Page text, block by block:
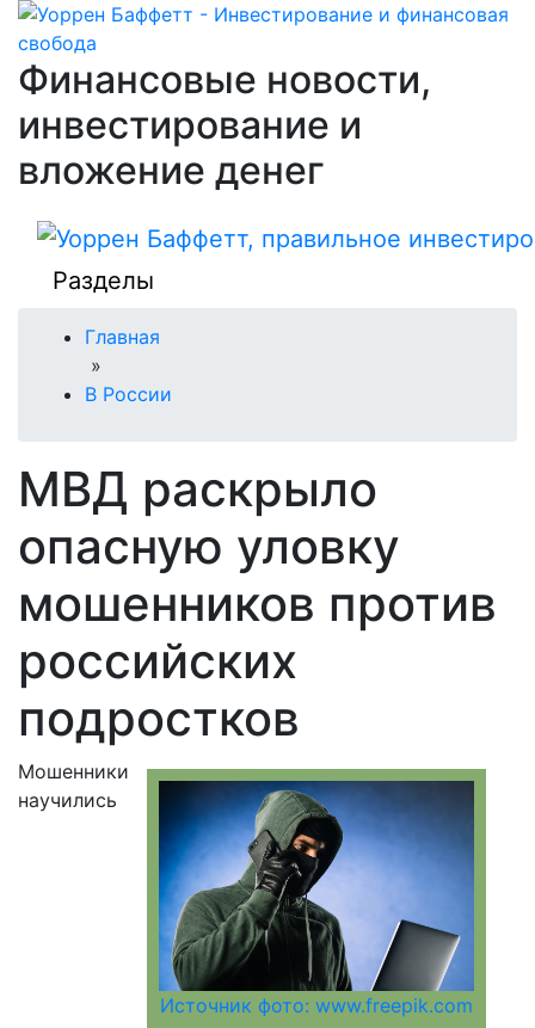
Финансовые новости,
инвестирование и
вложение денег
Разделы
Главная
»
В России
МВД раскрыло
опасную уловку
мошенников против
российских
подростков
Источник фото: www.freepik.com
Мошенники
научились